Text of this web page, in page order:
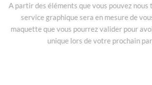
A partir des éléments que vous pouvez
service graphique sera en mesure de
maquette que vous pourrez valider pour
unique lors de votre prochain